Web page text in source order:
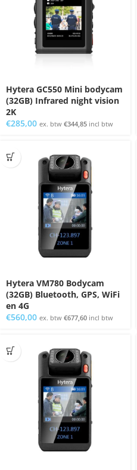
Hytera GC550 Mini bodycam
(32GB) Infrared night vision
2K
€285,00 ex. btw €344,85 incl btw
Hytera VM780 Bodycam
(32GB) Bluetooth, GPS, WiFi
en 4G
€560,00 ex. btw €677,60 incl btw